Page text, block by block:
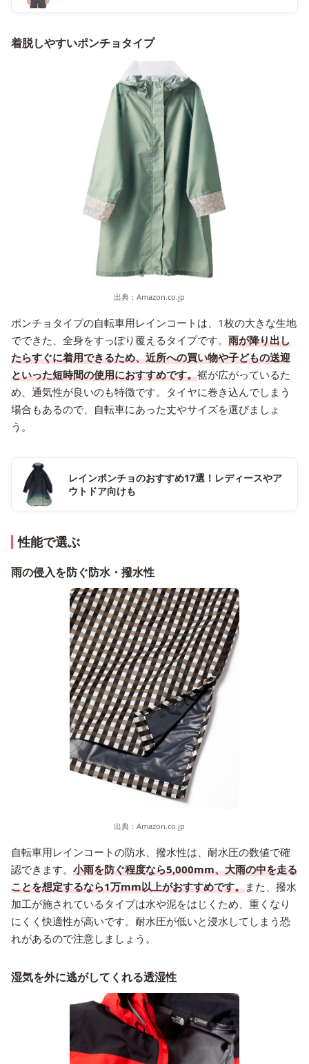
着脱しやすいポンチョタイプ
出典： Amazon.co.jp
ポンチョタイプの自転車用レインコートは、1枚の大きな生地
でできた、全身をすっぽり覆えるタイプです。 雨が降り出し
たらすぐに着用できるため、近所への買い物や子どもの送迎
といった短時間の使用におすすめです。裾が広がっているた
め、通気性が良いのも特徴です。タイヤに巻き込んでしまう
場合もあるので、自転車にあった丈やサイズを選びましょ
う。
レインポンチョのおすすめ17選！レディースやア
ウトドア向けも
性能で選ぶ
雨の侵入を防ぐ防水・撥水性
出典： Amazon.co.jp
自転車用レインコートの防水、撥水性は、耐水圧の数値で確
認できます。 小雨を防ぐ程度なら5,000mm、大雨の中を走る
ことを想定するなら1万mm以上がおすすめです。また、撥水
加工が施されているタイプは水や泥をはじくため、重くなり
にくく快適性が高いです。耐水圧が低いと浸水してしまう恐
れがあるので注意しましょう。
湿気を外に逃がしてくれる透湿性